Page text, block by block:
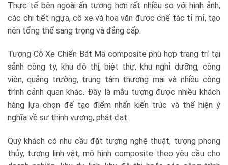
Thực tế bên ngoài ấn tượng hơn rất nhiều so với hình ảnh,
các chi tiết ngựa, cỗ xe và hoa văn được chế tác tỉ mỉ, tạo
nên tổng thể sang trọng và đẳng cấp.
Tượng Cỗ Xe Chiến Bát Mã composite phù hợp trang trí tại
sảnh công ty, khu đô thị, biệt thự, khu nghỉ dưỡng, công
viên, quảng trường, trung tâm thương mại và nhiều công
trình cảnh quan khác. Đây là mẫu tượng được nhiều khách
hàng lựa chọn để tạo điểm nhấn kiến trúc và thể hiện ý
nghĩa về sự thịnh vượng, phát đạt.
Quý khách có nhu cầu đặt tượng nghệ thuật, tượng phong
thủy, tượng linh vật, mô hình composite theo yêu cầu cho